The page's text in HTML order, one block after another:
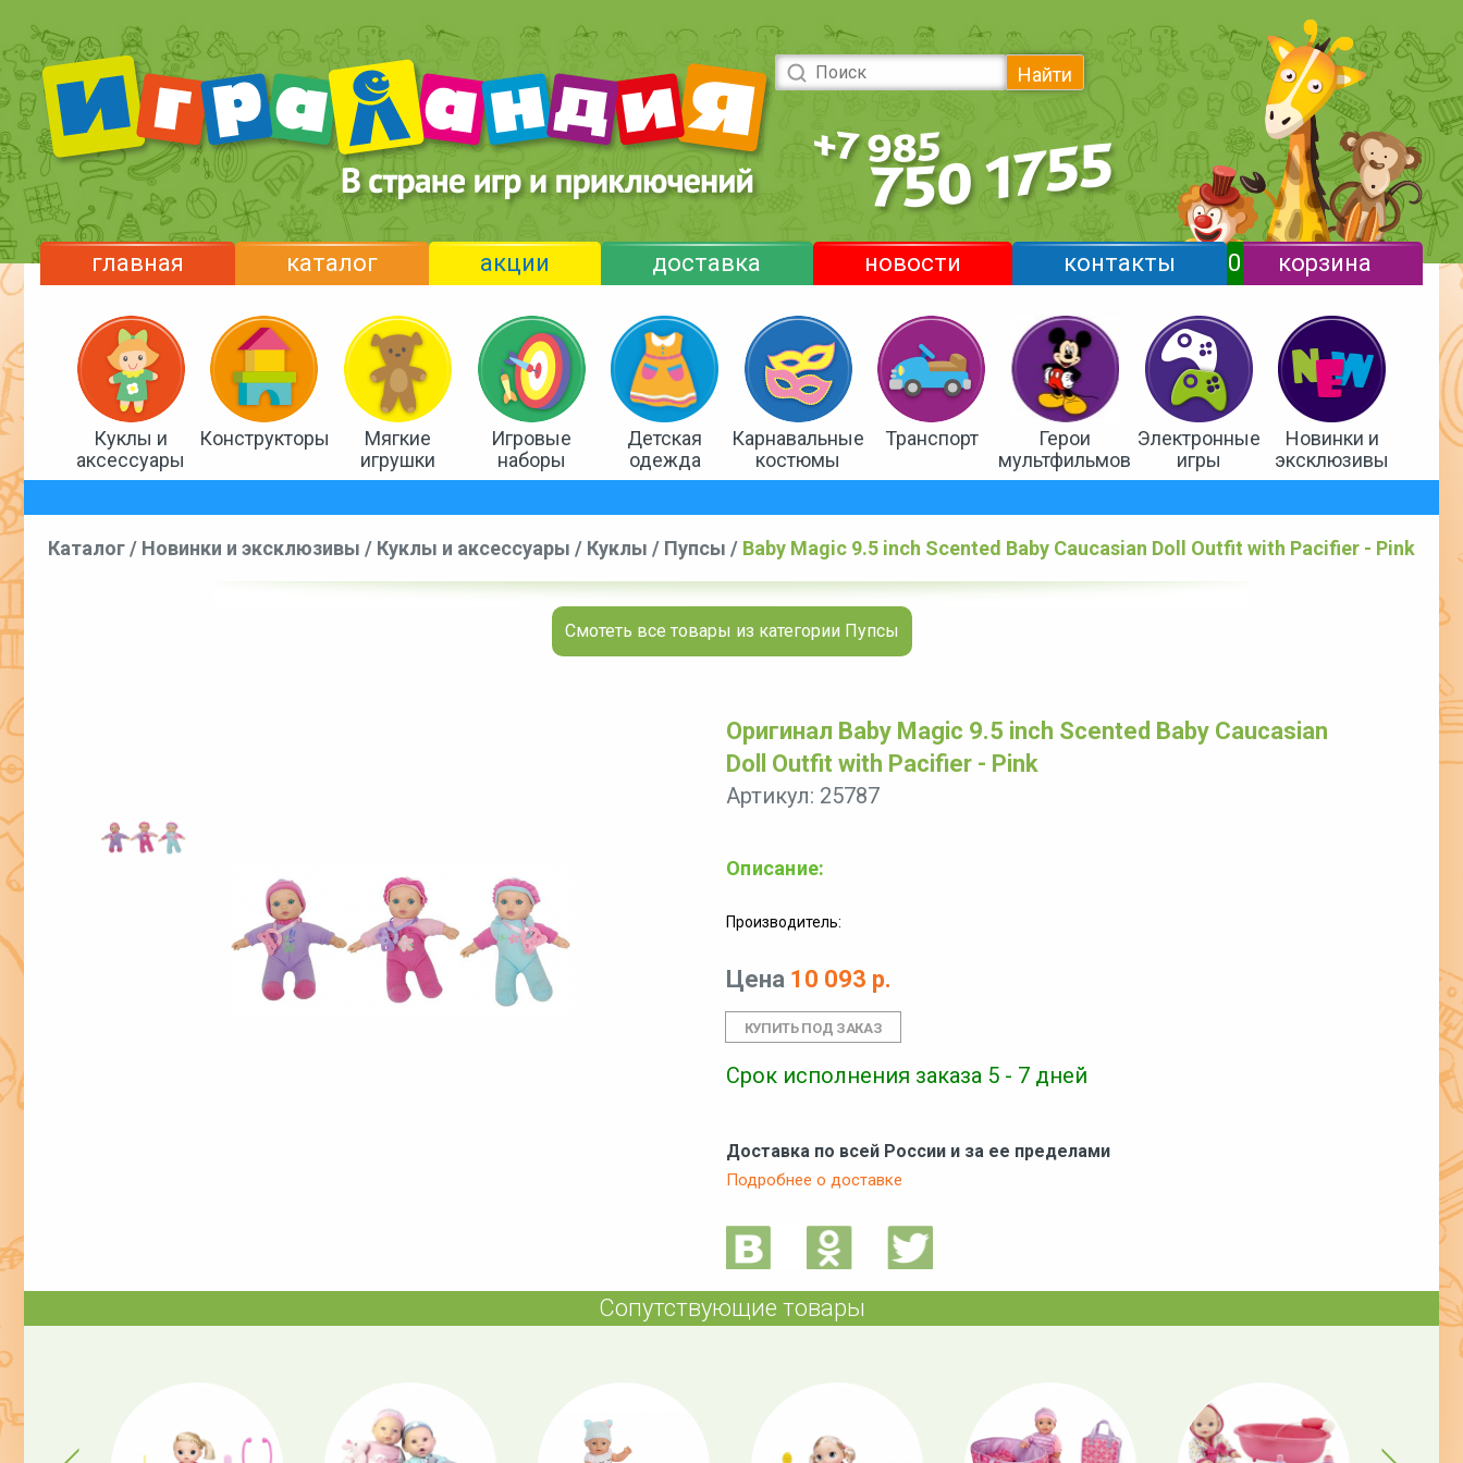
Найти
главная каталог акции доставка новости контакты 0 корзина
Куклы и
аксессуары
Конструкторы
Мягкие
игрушки
Игровые
наборы
Детская
одежда
Карнавальные
костюмы
Транспорт
Герои
мультфильмов
Электронные
игры
Новинки и
эксклюзивы
Каталог / Новинки и эксклюзивы / Куклы и аксессуары / Куклы / Пупсы / Baby Magic 9.5 inch Scented Baby Caucasian Doll Outfit with Pacifier - Pink
Смотеть все товары из категории Пупсы
Оригинал Baby Magic 9.5 inch Scented Baby Caucasian
Doll Outfit with Pacifier - Pink
Артикул: 25787
Описание:
Производитель:
Цена 10 093 р.
Срок исполнения заказа 5 - 7 дней
Доставка по всей России и за ее пределами
Подробнее о доставке
Сопутствующие товары